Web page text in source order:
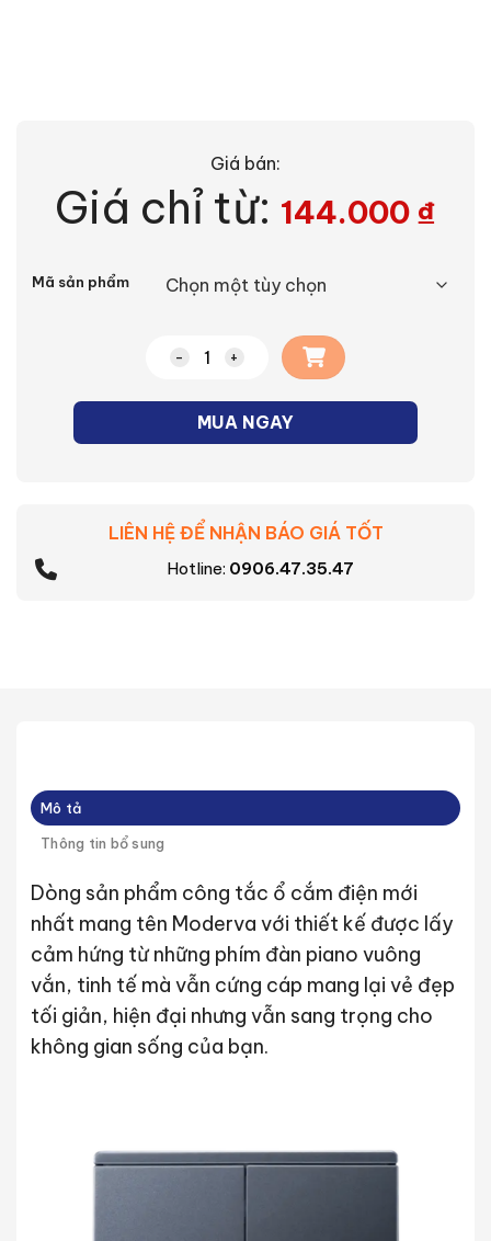
Giá bán:
Giá chỉ từ: 144.000 ₫
Mã sản phẩm
Nút nhấn rèm cửa Moderva Panasonic
MUA NGAY
LIÊN HỆ ĐỂ NHẬN BÁO GIÁ TỐT
Hotline: 0906.47.35.47
Mô tả
Thông tin bổ sung
Dòng sản phẩm công tắc ổ cắm điện mới
nhất mang tên Moderva với thiết kế được lấy
cảm hứng từ những phím đàn piano vuông
vắn, tinh tế mà vẫn cứng cáp mang lại vẻ đẹp
tối giản, hiện đại nhưng vẫn sang trọng cho
không gian sống của bạn.